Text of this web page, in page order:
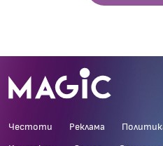
Честоти Реклама